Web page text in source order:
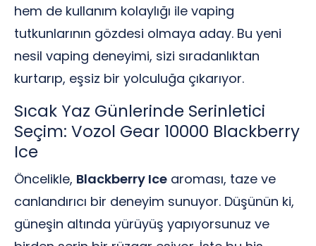
hem de kullanım kolaylığı ile vaping
tutkunlarının gözdesi olmaya aday. Bu yeni
nesil vaping deneyimi, sizi sıradanlıktan
kurtarıp, eşsiz bir yolculuğa çıkarıyor.
Sıcak Yaz Günlerinde Serinletici
Seçim: Vozol Gear 10000 Blackberry
Ice
Öncelikle, Blackberry Ice aroması, taze ve
canlandırıcı bir deneyim sunuyor. Düşünün ki,
güneşin altında yürüyüş yapıyorsunuz ve